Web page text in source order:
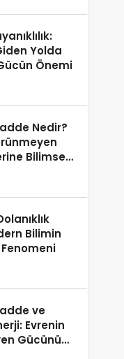
Yolda
Önemi
Nedir?
Bilimsel
Bilimin
ve
Evrenin
Gücünü